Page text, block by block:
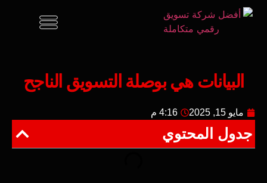
البيانات هي بوصلة التسويق الناجح
مايو 15, 2025 4:16 م
جدول المحتوي